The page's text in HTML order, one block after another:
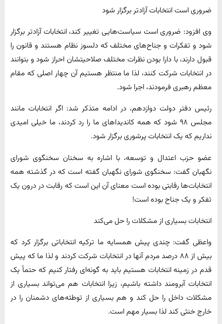
ضروری است انتخابات آزادتر برگزار شود
وی افزود: ضروری است سیاست‌هایی تغییر کند، انتخابات آزادتر برگزار
شود و تفکرات و جناح‌های مختلف که دلسوز نظام هستند و قانون را
قبول دارند، با دارا بودن نظرات مختلف صلاحیتشان احراز شود و بتوانند
در انتخابات شرکت کنند، لذا ما منتظر هستیم آن چهار اصلی که مقام
معظم رهبری فرمودند، اجرا شود.
رئیس دفتر دولت دوازدهم، در ادامه متذکر شد: اگر انتخابات مانند
مجلس ۹۸ شود که همه کاندیداهای ما را رد کردند، ما خیلی امیدی
نداریم که یک انتخابات پرشوری برگزار شود.
عضو حزب اعتدال و توسعه، با اشاره به سخنان سخنگوی شورای
نگهبان گفت: سخنگوی شورای نگهبان گفته است که در گذشته همه
انتخابات‌ها رقابتی بوده است معنای آن این است که رقابت در درون یک
تفکر و یک جناح بوده است!
انتخابات بسیاری از مشکلات را حل می‌کند
واعظی گفت: چندی پیش همسایه ما ترکیه انتخاباتی برگزار کرد که
بیش از ۸۸ درصد مردم آنها در انتخابات شرکت کردند و لذا ما که پیش
قدم در زمینه انتخابات هستیم باید به گونه‌ای رفتار کنیم که حتماً یک
انتخابات آبرومند داشته باشیم، زیرا انتخابات هم می‌تواند بسیاری از
مشکلات داخل را حل کند و هم بسیاری از توطئه‌های دشمنان را در
خارج خنثی کند لذا بسیار مهم است.